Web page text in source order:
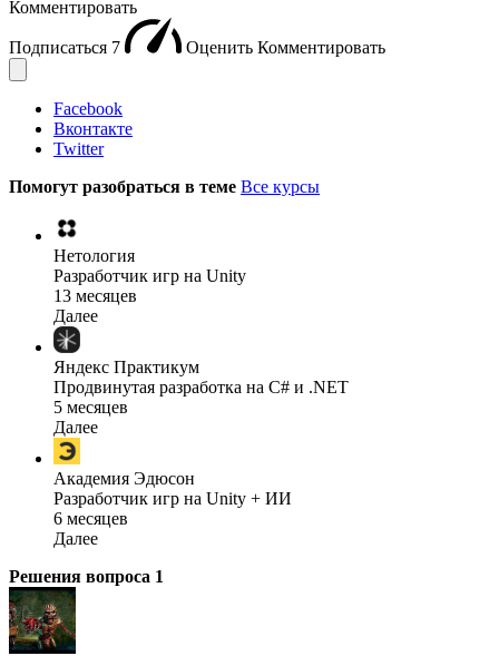
Комментировать
Подписаться 7 Оценить Комментировать
Facebook
Вконтакте
Twitter
Помогут разобраться в теме Все курсы
Нетология
Разработчик игр на Unity
13 месяцев
Далее
Яндекс Практикум
Продвинутая разработка на C# и .NET
5 месяцев
Далее
Академия Эдюсон
Разработчик игр на Unity + ИИ
6 месяцев
Далее
Решения вопроса 1